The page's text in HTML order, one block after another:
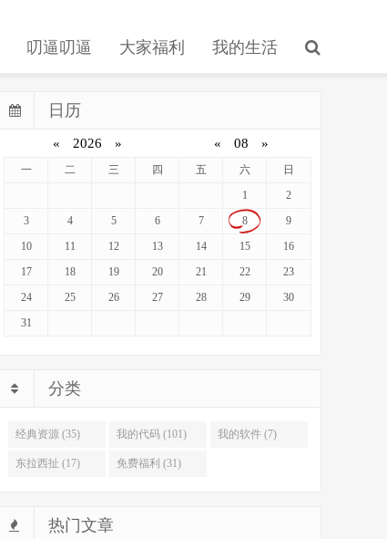
叨逼叨逼 大家福利 我的生活
日历
« 2026 » « 08 »
一 二 三 四 五 六
日
1
2
3
4 5 6 7 8
9
10
11 12 13 14 15
16
17
18 19 20 21 22
23
24
25 26 27 28 29
30
31
分类
经典资源 (35) 我的代码 (101) 我的软件 (7)
东拉西扯 (17) 免费福利 (31)
热门文章